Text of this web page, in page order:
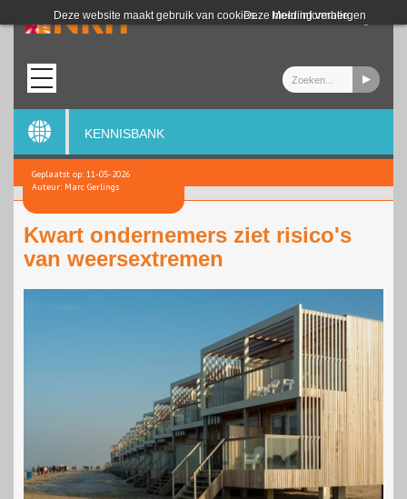
Deze website maakt gebruik van cookies. Meer informatie
Deze melding verbergen
Login
KENNISBANK
Geplaatst op: 11-05-2026
Auteur: Marc Gerlings
Kwart ondernemers ziet risico's
van weersextremen